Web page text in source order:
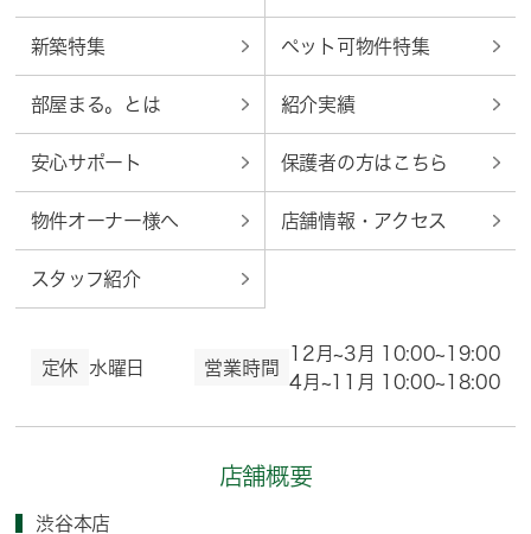
新築特集 ペット可物件特集
部屋まる。とは 紹介実績
安心サポート 保護者の方はこちら
物件オーナー様へ 店舗情報・アクセス
スタッフ紹介
定休 水曜日 営業時間
12月~3月 10:00~19:00
4月~11月 10:00~18:00
店舗概要
渋谷本店